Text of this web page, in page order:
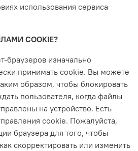
использования сервиса
COOKIE?
браузеров изначально
принимать cookie. Вы можете
образом, чтобы блокировать
пользователя, когда файлы
на устройство. Есть
cookie. Пожалуйста,
браузера для того, чтобы
скорректировать или изменить